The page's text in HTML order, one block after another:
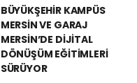
BÜYÜKŞEHİR KAMPÜS
MERSİN VE GARAJ
MERSİN’DE DİJİTAL
DÖNÜŞÜM EĞİTİMLERİ
SÜRÜYOR